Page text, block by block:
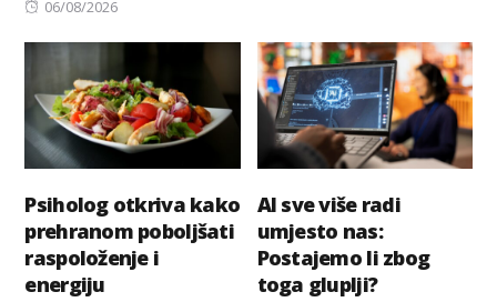
Posted
06/08/2026
Psiholog otkriva kako
prehranom poboljšati
raspoloženje i
energiju
AI sve više radi
umjesto nas:
Postajemo li zbog
toga gluplji?